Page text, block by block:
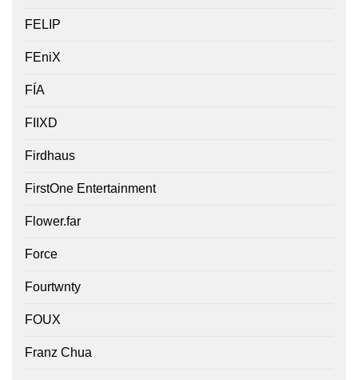
FELIP
FEniX
FÍA
FIIXD
Firdhaus
FirstOne Entertainment
Flower.far
Force
Fourtwnty
FOUX
Franz Chua